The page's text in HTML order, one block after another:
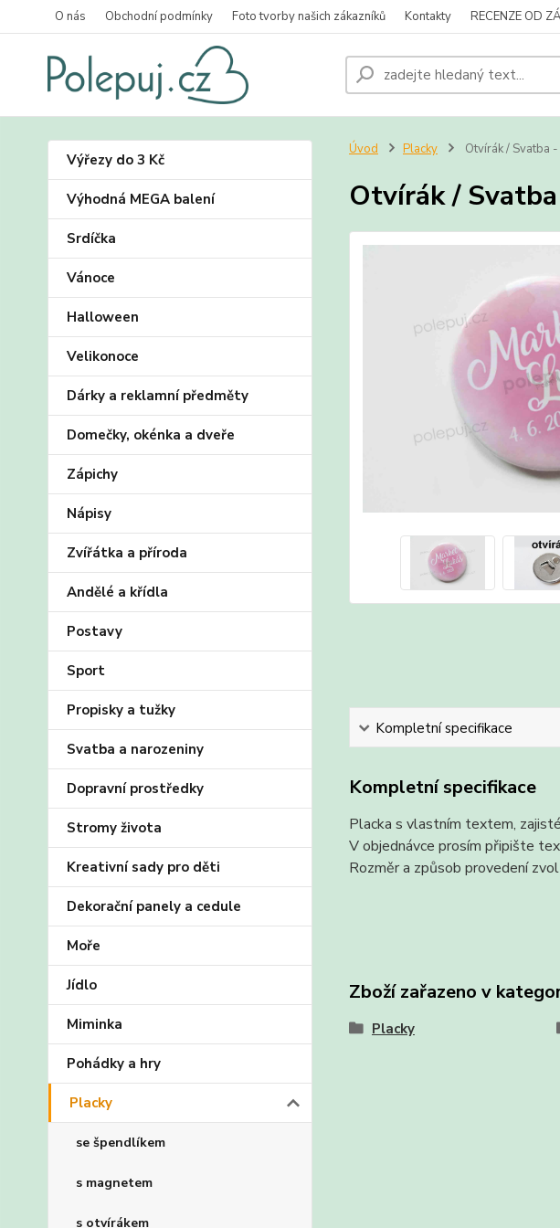
O nás Obchodní podmínky Foto tvorby našich zákazníků Kontakty RECENZE OD
Výřezy do 3 Kč
Výhodná MEGA balení
Srdíčka
Vánoce
Halloween
Velikonoce
Dárky a reklamní předměty
Domečky, okénka a dveře
Zápichy
Nápisy
Zvířátka a příroda
Andělé a křídla
Postavy
Sport
Propisky a tužky
Svatba a narozeniny
Dopravní prostředky
Stromy života
Kreativní sady pro děti
Dekorační panely a cedule
Moře
Jídlo
Miminka
Pohádky a hry
Placky
se špendlíkem
s magnetem
s otvírákem
Úvod Placky Otvírák / Svatba
Otvírák /
Kompletní specifikace
Kompletní specifikace
Placka s vlastním textem,
V objednávce prosím připište
Rozměr a způsob provedení
Zboží zařazeno v
Placky